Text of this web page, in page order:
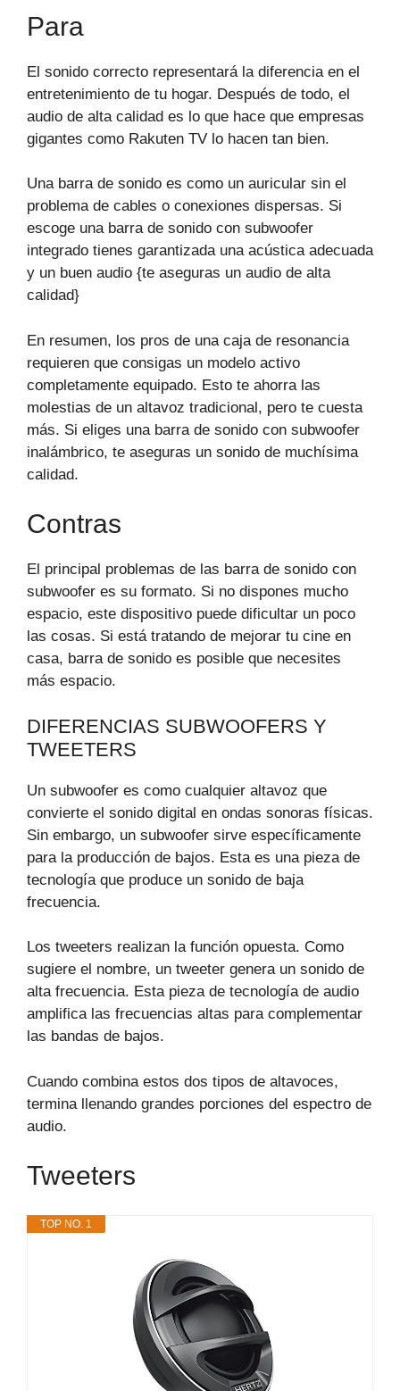
Para
El sonido correcto representará la diferencia en el
entretenimiento de tu hogar. Después de todo, el
audio de alta calidad es lo que hace que empresas
gigantes como Rakuten TV lo hacen tan bien.
Una barra de sonido es como un auricular sin el
problema de cables o conexiones dispersas. Si
escoge una barra de sonido con subwoofer
integrado tienes garantizada una acústica adecuada
y un buen audio {te aseguras un audio de alta
calidad}
En resumen, los pros de una caja de resonancia
requieren que consigas un modelo activo
completamente equipado. Esto te ahorra las
molestias de un altavoz tradicional, pero te cuesta
más. Si eliges una barra de sonido con subwoofer
inalámbrico, te aseguras un sonido de muchísima
calidad.
Contras
El principal problemas de las barra de sonido con
subwoofer es su formato. Si no dispones mucho
espacio, este dispositivo puede dificultar un poco
las cosas. Si está tratando de mejorar tu cine en
casa, barra de sonido es posible que necesites
más espacio.
DIFERENCIAS SUBWOOFERS Y
TWEETERS
Un subwoofer es como cualquier altavoz que
convierte el sonido digital en ondas sonoras físicas.
Sin embargo, un subwoofer sirve específicamente
para la producción de bajos. Esta es una pieza de
tecnología que produce un sonido de baja
frecuencia.
Los tweeters realizan la función opuesta. Como
sugiere el nombre, un tweeter genera un sonido de
alta frecuencia. Esta pieza de tecnología de audio
amplifica las frecuencias altas para complementar
las bandas de bajos.
Cuando combina estos dos tipos de altavoces,
termina llenando grandes porciones del espectro de
audio.
Tweeters
TOP NO. 1